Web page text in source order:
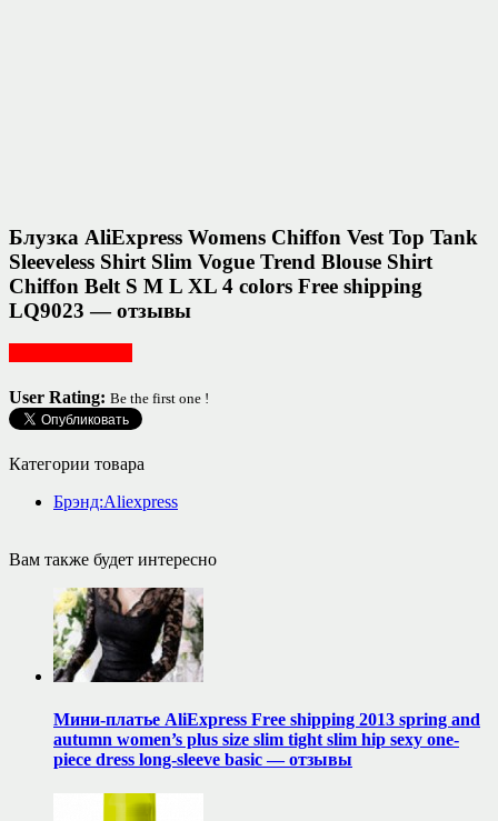
Блузка AliExpress Womens Chiffon Vest Top Tank
Sleeveless Shirt Slim Vogue Trend Blouse Shirt
Chiffon Belt S M L XL 4 colors Free shipping
LQ9023 — отзывы
User Rating: Be the first one !
Категории товара
Брэнд:Aliexpress
Вам также будет интересно
Мини-платье AliExpress Free shipping 2013 spring and
autumn women’s plus size slim tight slim hip sexy one-
piece dress long-sleeve basic — отзывы